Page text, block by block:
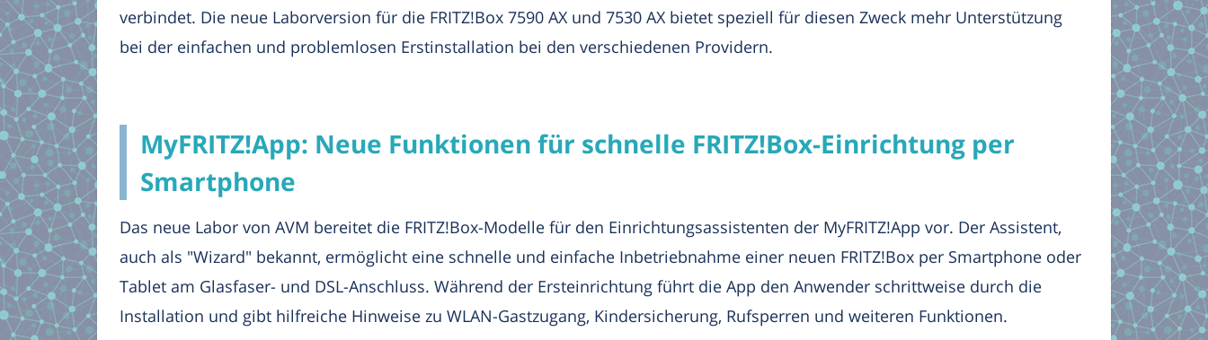
verbindet. Die neue Laborversion für die FRITZ!Box 7590 AX und 7530 AX bietet speziell für diesen Zweck mehr Unterstützung
bei der einfachen und problemlosen Erstinstallation bei den verschiedenen Providern.
MyFRITZ!App: Neue Funktionen für schnelle FRITZ!Box-Einrichtung per
Smartphone
Das neue Labor von AVM bereitet die FRITZ!Box-Modelle für den Einrichtungsassistenten der MyFRITZ!App vor. Der Assistent,
auch als "Wizard" bekannt, ermöglicht eine schnelle und einfache Inbetriebnahme einer neuen FRITZ!Box per Smartphone oder
Tablet am Glasfaser- und DSL-Anschluss. Während der Ersteinrichtung führt die App den Anwender schrittweise durch die
Installation und gibt hilfreiche Hinweise zu WLAN-Gastzugang, Kindersicherung, Rufsperren und weiteren Funktionen.